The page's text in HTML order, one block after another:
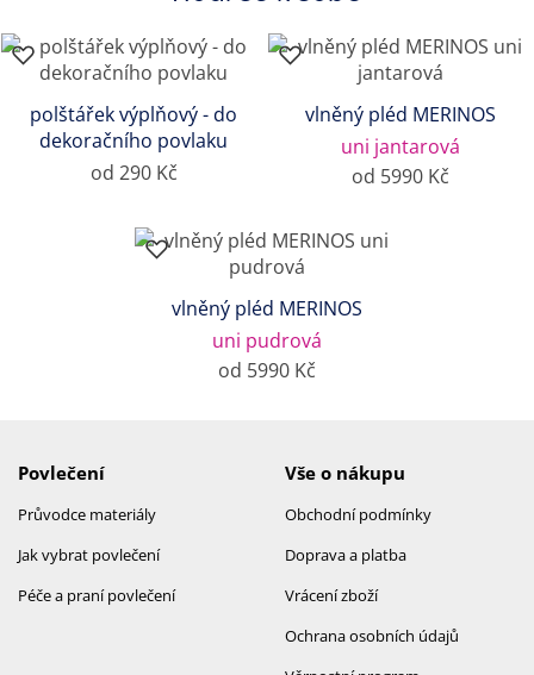
polštářek výplňový - do
dekoračního povlaku
od 290 Kč
vlněný pléd MERINOS
uni jantarová
od 5990 Kč
vlněný pléd MERINOS
uni pudrová
od 5990 Kč
Povlečení
Průvodce materiály
Jak vybrat povlečení
Péče a praní povlečení
Vše o nákupu
Obchodní podmínky
Doprava a platba
Vrácení zboží
Ochrana osobních údajů